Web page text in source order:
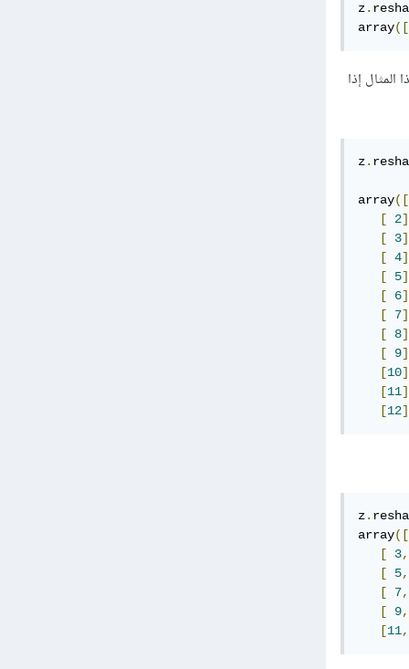
z.
array([
إذا
z.
array
[
2
[
3
[ 4
[
5
[
6
[
7
[
8
[
9
[10
[11
[12
z.
array
[
3,
[
5,
[
7,
[
9,
[11,